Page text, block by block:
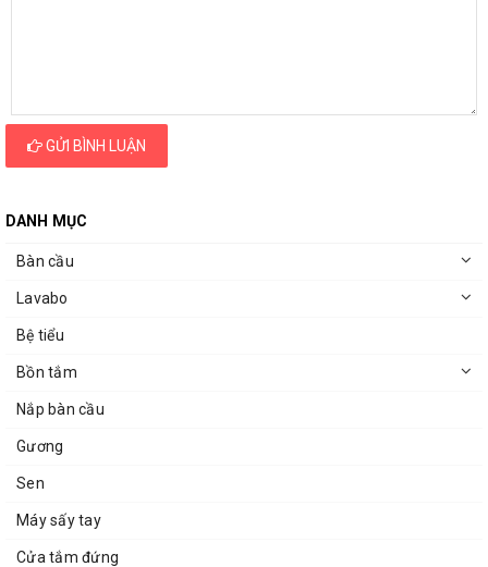
GỬI BÌNH LUẬN
DANH MỤC
Bàn cầu
Lavabo
Bệ tiểu
Bồn tắm
Nắp bàn cầu
Gương
Sen
Máy sấy tay
Cửa tắm đứng